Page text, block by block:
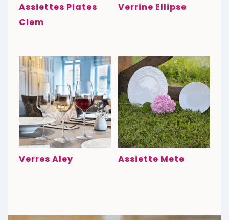
Assiettes Plates
Clem
Verrine Ellipse
Verres Aley Assiette Mete